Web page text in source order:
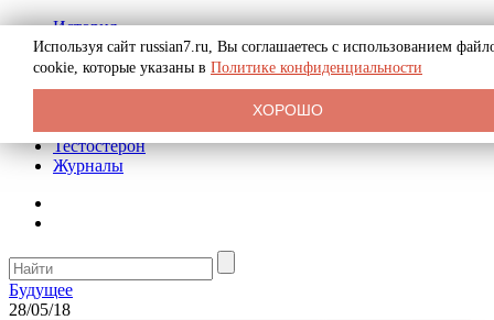
История
Биография
Криминал
Реклама на сайте
Тестостерон
Журналы
Будущее
28/05/18
Используя сайт russian7.ru, Вы соглашаетесь с использованием
cookie, которые указаны в Политике конфиденциальности
ХОРОШО